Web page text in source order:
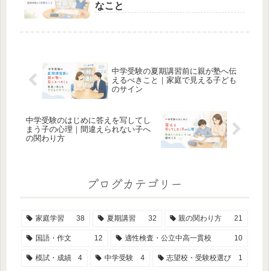
なこと
中学受験の夏期講習前に親が塾へ伝
えるべきこと｜家庭で見える子ども
のサイン
中学受験のはじめに答えを写してし
まう子の心理｜間違えられない子へ
の関わり方
ブログカテゴリー
家庭学習 38 夏期講習 32 親の関わり方 21
国語・作文 12 適性検査・公立中高一貫校 10
模試・成績 4 中学受験 4 志望校・受験校選び 1